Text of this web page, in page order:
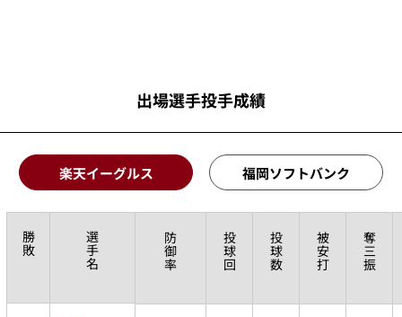
出場選手投手成績
楽天イーグルス 福岡ソフトバンク
勝
敗
選
手
名
防
御
率
投
球
回
投
球
数
被
安
打
奪
三
振